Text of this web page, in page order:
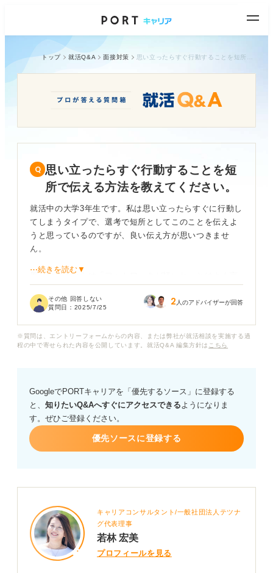
トップ 就活Q&A 面接対策
思い立ったらすぐ行動することを短
所で伝える方法を教えてください。
就活中の大学3年生です。私は思い立ったらすぐに行動し
てしまうタイプで、選考で短所としてこのことを伝えよ
うと思っているのですが、良い伝え方が思いつきませ
ん。
周りの友人からは「フットワークが軽いね」とはよく言
たと後悔することも何度かあります。
リーシートを提出したり、あまり深く考えずにインター
ればマイナスイメージを持たれないのか教えてくださ
い。アドバイスよろしくお願いします。
⋯続きを読む▼
その他 回答しない
質問日： 2025/7/25 2 人のアドバイザーが回答
※質問は、エントリーフォームからの内容、または弊社が就活相談を実施する過
程の中で寄せられた内容を公開しています。就活Q&A 編集方針は こちら
GoogleでPORTキャリアを「優先するソース」に登録する
と、 知りたいQ&Aへすぐにアクセスできるようになりま
す。ぜひご登録ください。
優先ソースに登録する
キャリアコンサルタント/一般社団法人テツナ
グ代表理事
若林 宏美
プロフィールを見る